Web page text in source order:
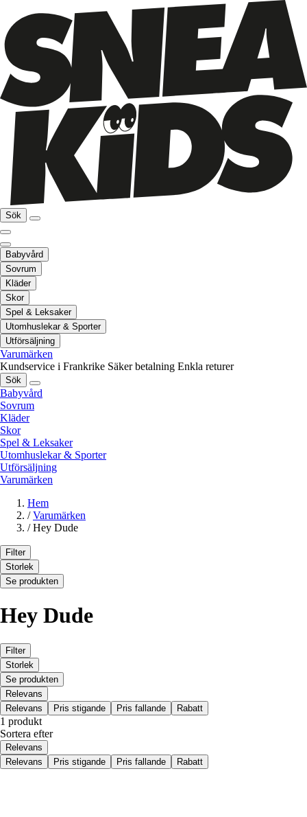
Sök
Babyvård
Sovrum
Kläder
Skor
Spel & Leksaker
Utomhuslekar & Sporter
Utförsäljning
Varumärken
Kundservice i Frankrike Säker betalning Enkla returer
Sök
Babyvård
Sovrum
Kläder
Skor
Spel & Leksaker
Utomhuslekar & Sporter
Utförsäljning
Varumärken
Hem
/ Varumärken
/ Hey Dude
Filter
Storlek
Se produkten
Hey Dude
Filter
Storlek
Se produkten
Relevans
Relevans
Pris stigande Pris fallande Rabatt
1 produkt
Sortera efter
Relevans
Relevans
Pris stigande Pris fallande Rabatt